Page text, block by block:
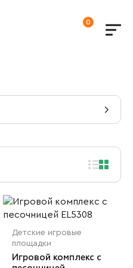
0
Детские игровые
площадки
Игровой комплекс с